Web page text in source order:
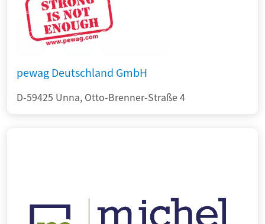
pewag Deutschland GmbH
D-59425 Unna, Otto-Brenner-Straße 4